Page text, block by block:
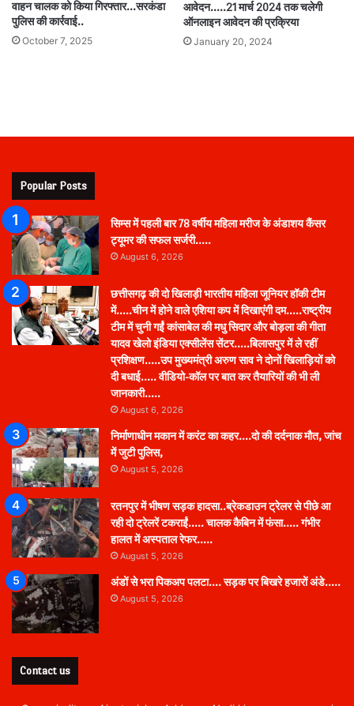
वाहन चालक को किया गिरफ्तार…सरकंडा
पुलिस की कार्रवाई..
October 7, 2025
आवेदन.….21 मार्च 2024 तक चलेगी
ऑनलाइन आवेदन की प्रक्रिया
January 20, 2024
Popular Posts
सिम्स में पहली बार 78 वर्षीय महिला मरीज के अंडाशय कैंसर
ट्यूमर की सफल सर्जरी…..
August 6, 2026
छत्तीसगढ़ की दो खिलाड़ी भारतीय महिला जूनियर हॉकी टीम
में…..चीन में होने वाले एशिया कप में दिखाएंगी दम…..राष्ट्रीय
टीम में चुनी गईं कांसाबेल की मधु सिदार और बोड़ला की गीता
यादव खेलो इंडिया एक्सीलेंस सेंटर…..बिलासपुर में ले रहीं
प्रशिक्षण…..उप मुख्यमंत्री अरुण साव ने दोनों खिलाड़ियों को
दी बधाई….. वीडियो-कॉल पर बात कर तैयारियों की भी ली
जानकारी…..
August 6, 2026
निर्माणाधीन मकान में करंट का कहर….दो की दर्दनाक मौत, जांच
में जुटी पुलिस,
August 5, 2026
रतनपुर में भीषण सड़क हादसा..ब्रेकडाउन ट्रेलर से पीछे आ
रही दो ट्रेलरें टकराईं….. चालक कैबिन में फंसा….. गंभीर
हालत में अस्पताल रेफर…..
August 5, 2026
अंडों से भरा पिकअप पलटा…. सड़क पर बिखरे हजारों अंडे…..
August 5, 2026
Contact us